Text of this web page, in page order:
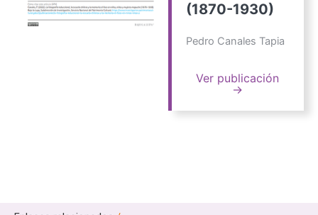
(1870-1930)
Pedro Canales Tapia
Ver publicación
→